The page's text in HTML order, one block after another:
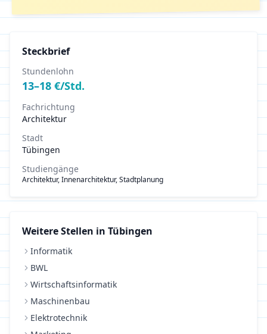
Steckbrief
Stundenlohn
13–18 €/Std.
Fachrichtung
Architektur
Stadt
Tübingen
Studiengänge
Architektur, Innenarchitektur, Stadtplanung
Weitere Stellen in Tübingen
Informatik
BWL
Wirtschaftsinformatik
Maschinenbau
Elektrotechnik